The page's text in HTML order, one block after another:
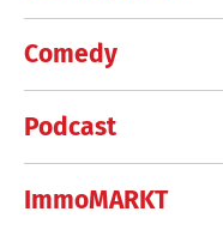
Comedy
Podcast
ImmoMARKT